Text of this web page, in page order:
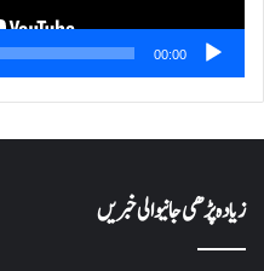
00:00
زیادہ پڑھی جانیوالی خبریں